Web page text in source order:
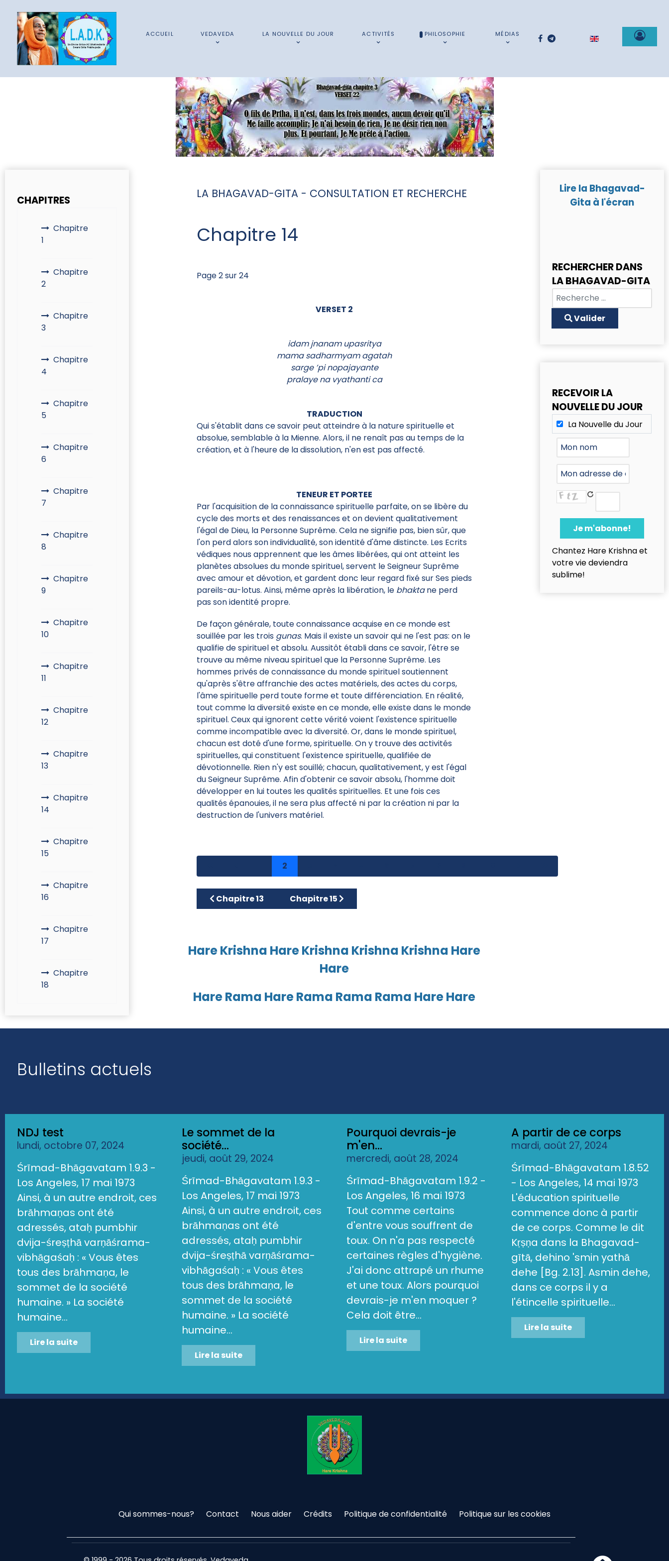
ACCUEIL VEDAVEDA LA NOUVELLE DU JOUR ACTIVITÉS PHILOSOPHIE MÉDIAS Sélectionnez votre
CHAPITRES
Chapitre
1
Chapitre
2
Chapitre
3
Chapitre
4
Chapitre
5
Chapitre
6
Chapitre
7
Chapitre
8
Chapitre
9
Chapitre
10
Chapitre
11
Chapitre
12
Chapitre
13
Chapitre
14
Chapitre
15
Chapitre
16
Chapitre
17
Chapitre
18
LA BHAGAVAD-GITA - CONSULTATION ET RECHERCHE
Chapitre 14
Page 2 sur 24
VERSET 2
idam jnanam upasritya
mama sadharmyam agatah
sarge ’pi nopajayante
pralaye na vyathanti ca
TRADUCTION
Qui s'établit dans ce savoir peut atteindre à la nature spirituelle et
absolue, semblable à la Mienne. Alors, il ne renaît pas au temps de la
création, et à l'heure de la dissolution, n'en est pas affecté.
TENEUR ET PORTEE
Par l'acquisition de la connaissance spirituelle parfaite, on se libère du
cycle des morts et des renaissances et on devient qualitativement
l'égal de Dieu, la Personne Suprême. Cela ne signifie pas, bien sûr, que
l'on perd alors son individualité, son identité d'âme distincte. Les Ecrits
védiques nous apprennent que les âmes libérées, qui ont atteint les
planètes absolues du monde spirituel, servent le Seigneur Suprême
avec amour et dévotion, et gardent donc leur regard fixé sur Ses pieds
pareils-au-lotus. Ainsi, même après la libération, le bhaktane perd
pas son identité propre.
De façon générale, toute connaissance acquise en ce monde est
souillée par les trois gunas. Mais il existe un savoir qui ne l'est pas: on le
qualifie de spirituel et absolu. Aussitôt établi dans ce savoir, l'être se
trouve au même niveau spirituel que la Personne Suprême. Les
hommes privés de connaissance du monde spirituel soutiennent
qu'après s'être affranchie des actes matériels, des actes du corps,
l'âme spirituelle perd toute forme et toute différenciation. En réalité,
tout comme la diversité existe en ce monde, elle existe dans le monde
spirituel. Ceux qui ignorent cette vérité voient l'existence spirituelle
comme incompatible avec la diversité. Or, dans le monde spirituel,
chacun est doté d'une forme, spirituelle. On y trouve des activités
spirituelles, qui constituent l'existence spirituelle, qualifiée de
dévotionnelle. Rien n'y est souillé; chacun, qualitativement, y est l'égal
du Seigneur Suprême. Afin d'obtenir ce savoir absolu, l'homme doit
développer en lui toutes les qualités spirituelles. Et une fois ces
qualités épanouies, il ne sera plus affecté ni par la création ni par la
destruction de l'univers matériel.
2
Article précédent : Chapitre 13
Chapitre 13 Article suivant : Chapitre 15
Chapitre 15
Hare Krishna Hare Krishna Krishna Krishna Hare
Hare
Hare Rama Hare Rama Rama Rama Hare Hare
Lire la Bhagavad-
Gita à l'écran
RECHERCHER DANS
LA BHAGAVAD-GITA
Chercher
Type 2 or more characters
Valider
RECEVOIR LA
NOUVELLE DU JOUR
La Nouvelle du Jour
Chantez Hare Krishna et
votre vie deviendra
sublime!
Bulletins actuels
NDJ test
lundi, octobre 07, 2024
Śrīmad-Bhāgavatam 1.9.3 -
Los Angeles, 17 mai 1973
Ainsi, à un autre endroit, ces
brāhmaṇas ont été
adressés, ataḥ pumbhir
dvija-śreṣṭhā varṇāśrama-
vibhāgaśaḥ : « Vous êtes
tous des brāhmaṇa, le
sommet de la société
humaine. » La société
humaine...
Lire la suite
Le sommet de la
société...
jeudi, août 29, 2024
Śrīmad-Bhāgavatam 1.9.3 -
Los Angeles, 17 mai 1973
Ainsi, à un autre endroit, ces
brāhmaṇas ont été
adressés, ataḥ pumbhir
dvija-śreṣṭhā varṇāśrama-
vibhāgaśaḥ : « Vous êtes
tous des brāhmaṇa, le
sommet de la société
humaine. » La société
humaine...
Lire la suite
Pourquoi devrais-je
m'en...
mercredi, août 28, 2024
Śrīmad-Bhāgavatam 1.9.2 -
Los Angeles, 16 mai 1973
Tout comme certains
d'entre vous souffrent de
toux. On n'a pas respecté
certaines règles d'hygiène.
J'ai donc attrapé un rhume
et une toux. Alors pourquoi
devrais-je m'en moquer ?
Cela doit être...
Lire la suite
A partir de ce corps
mardi, août 27, 2024
Śrīmad-Bhāgavatam 1.8.52
- Los Angeles, 14 mai 1973
L'éducation spirituelle
commence donc à partir
de ce corps. Comme le dit
Kṛṣṇa dans la Bhagavad-
gītā, dehino 'smin yathā
dehe [Bg. 2.13]. Asmin dehe,
dans ce corps il y a
l'étincelle spirituelle...
Lire la suite
Qui sommes-nous? Contact Nous aider Crédits Politique de confidentialité Politique sur les cookies